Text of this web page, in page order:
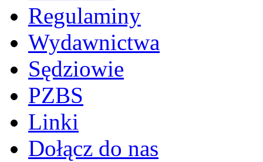
Regulaminy
Wydawnictwa
Sędziowie
PZBS
Linki
Dołącz do nas